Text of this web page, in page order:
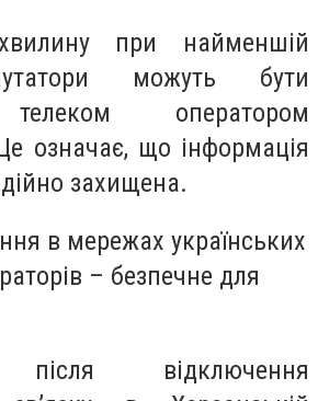
при найменшій
можуть бути
оператором
означає, що інформація
захищена.
в мережах українських
– безпечне для
після відключення